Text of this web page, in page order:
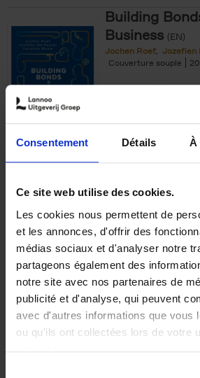
Consentement Détails À
Ce site web utilise des cookies.
Les cookies nous permettent de
et les annonces, d'offrir des
médias sociaux et d'analyser notre
partageons également des
notre site avec nos partenaires de
publicité et d'analyse, qui peuvent
avec d'autres informations que vous
ou qu'ils ont collectées lors de votre
Building
Business (EN)
Jochen Roef Jozefien
Couverture souple
€29,99
Optichannel
the Digital
Gino Van Ossel
Autre finition
2019
€29,99